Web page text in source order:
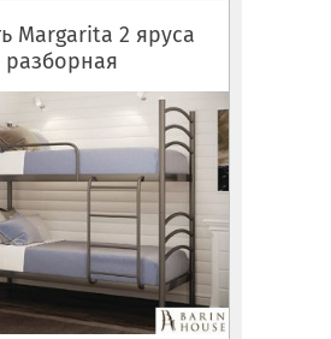
Margarita 2 яруса
разборная